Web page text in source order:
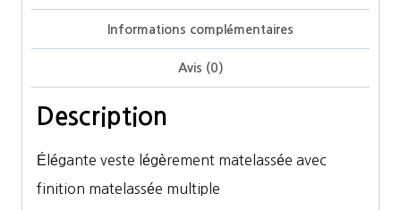
Informations complémentaires
Avis (0)
Description
Élégante veste légèrement matelassée avec
finition matelassée multiple